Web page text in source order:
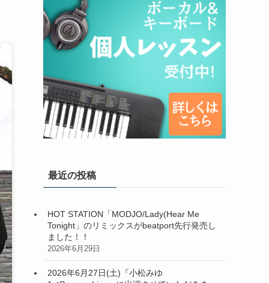
最近の投稿
HOT STATION「MODJO/Lady(Hear Me
Tonight」のリミックスがbeatport先行発売し
ました！！
2026年6月29日
2026年6月27日(土)『小松みゆ